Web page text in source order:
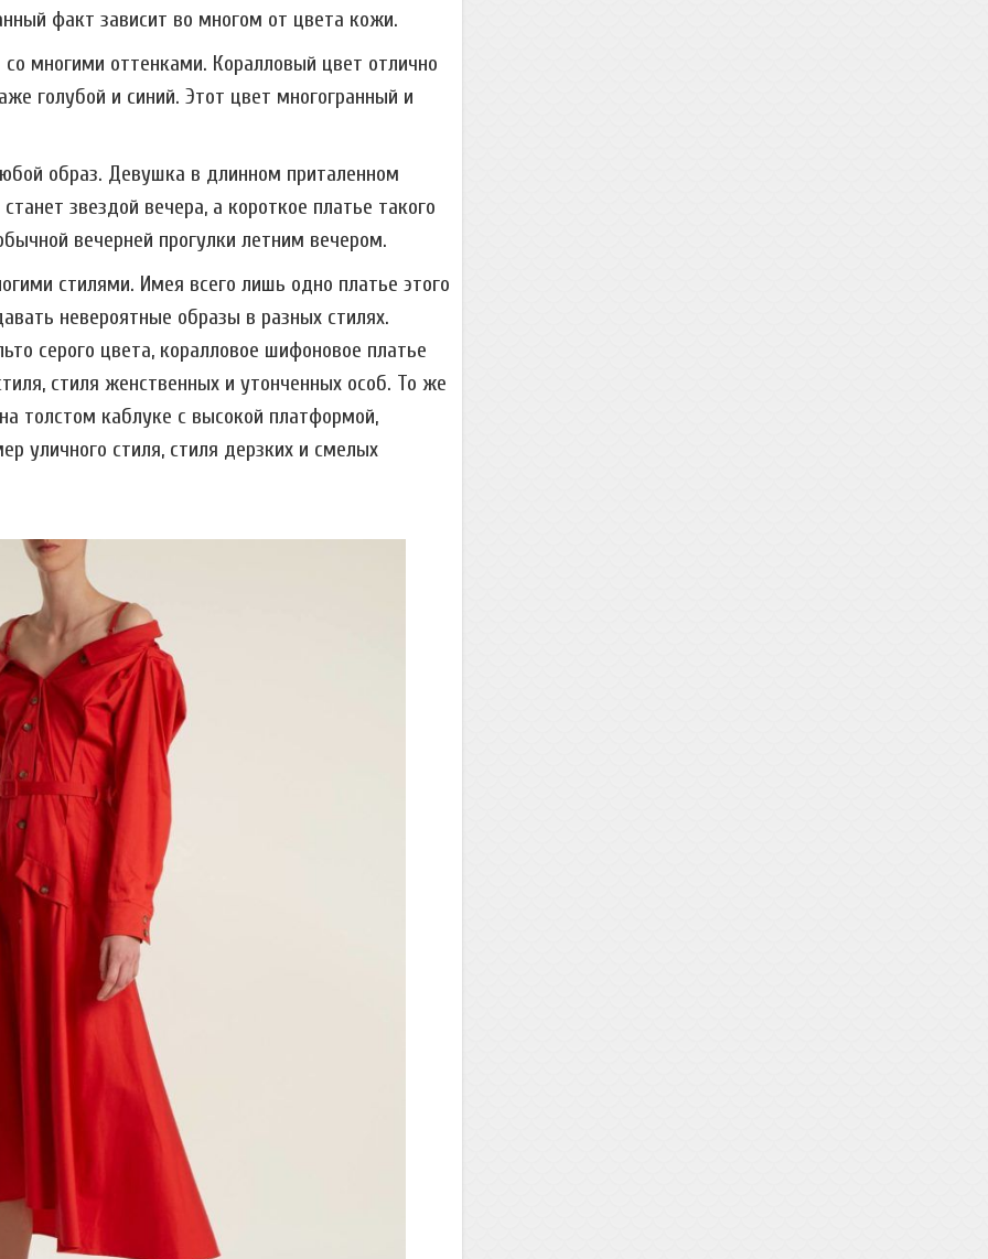
факт зависит во многом от цвета кожи.
многими оттенками. Коралловый цвет отлично
голубой и синий. Этот цвет многогранный и
образ. Девушка в длинном приталенном
звездой вечера, а короткое платье такого
вечерней прогулки летним вечером.
стилями. Имея всего лишь одно платье этого
невероятные образы в разных стилях.
серого цвета, коралловое шифоновое платье
стиля женственных и утонченных особ. То же
толстом каблуке с высокой платформой,
уличного стиля, стиля дерзких и смелых